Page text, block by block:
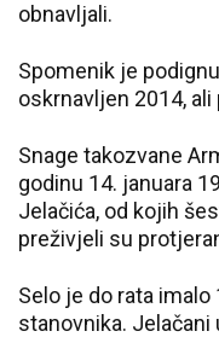
obnavljali.
Spomenik je
oskrnavljen 2014,
Snage takozvane
godinu 14. januara
Jelačića, od kojih
preživjeli su
Selo je do rata
stanovnika.